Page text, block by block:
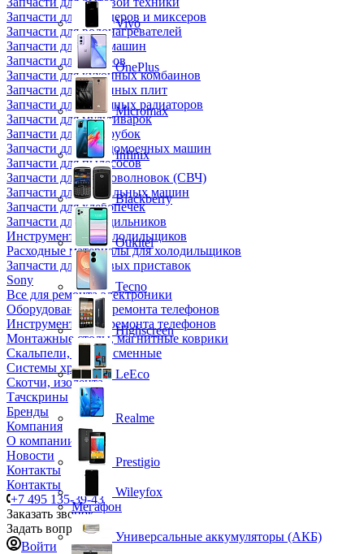
Запчасти для блендеров и миксеров
Запчасти для водонагревателей
Запчасти для кофемашин
Запчасти для кулеров
Запчасти для кухонных комбаинов
Запчасти для кухонных плит
Запчасти для масляных радиаторов
Запчасти для мультиварок
Запчасти для мясорубок
Запчасти для посудомоечных машин
Запчасти для пылесосов
Запчасти для микроволновок (СВЧ)
Запчасти для стиральных машин
Запчасти для хлебопечек
Запчасти для холодильников
Инструмент для холодильщиков
Расходные материалы для холодильщиков
Запчасти для игровых приставок
Sony
Все для ремонта электроники
Оборудование для ремонта телефонов
Инструменты для ремонта телефонов
Монтажные столы, магнитные коврики
Скальпели, лезвия сменные
Системы хранения
Скотчи, изолента
Тачскрины
Бренды
Компания
О компании
Новости
Контакты
Контакты
+7 495 135-39-43
Заказать звонок
Задать вопрос
Войти
Vivo
OnePlus
Micromax
Infinix
Blackberry
Oukitel
Tecno
Highscreen
LeEco
Realme
Prestigio
Wileyfox
Мегафон
Универсальные аккумуляторы (АКБ)